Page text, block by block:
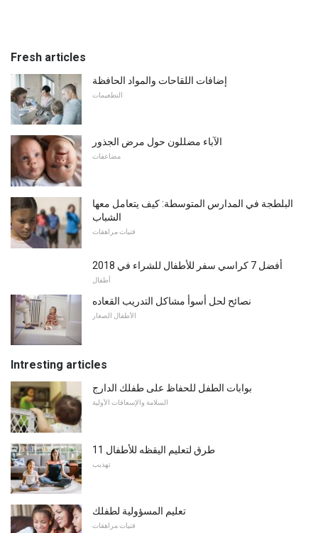
Fresh articles
إضافات اللقاحات والمواد الحافظة
التطعيمات
الآباء مضللون حول مرض الجذور
مضاعفات
البلطجة في المدارس المتوسطة: كيف يتعامل معها
الشباب
فتيات مراهقات
أفضل 7 كراسي سفر للأطفال للشراء في 2018
أطفال
نصائح لحل أسوأ مشاكل التدريب القعاده
الأطفال الصغار
Intresting articles
بوابات الطفل للحفاظ على طفلك الدارج
السلامة والإسعافات الأولية
11 طرق لتعليم اليقظه للأطفال
تهذيب
تعليم المسؤولية لطفلك
فتيات مراهقات